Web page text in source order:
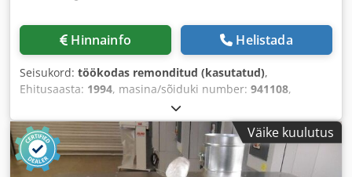
Hinnainfo Helistada
Seisukord: töökodas remonditud (kasutatud),
Ehitusaasta: 1994, masina/sõiduki number: 941108,
täielikult töökorras
mm, kogupikkus:2 580 mm, kogulaius:1 000 mm,
Väike kuulutus